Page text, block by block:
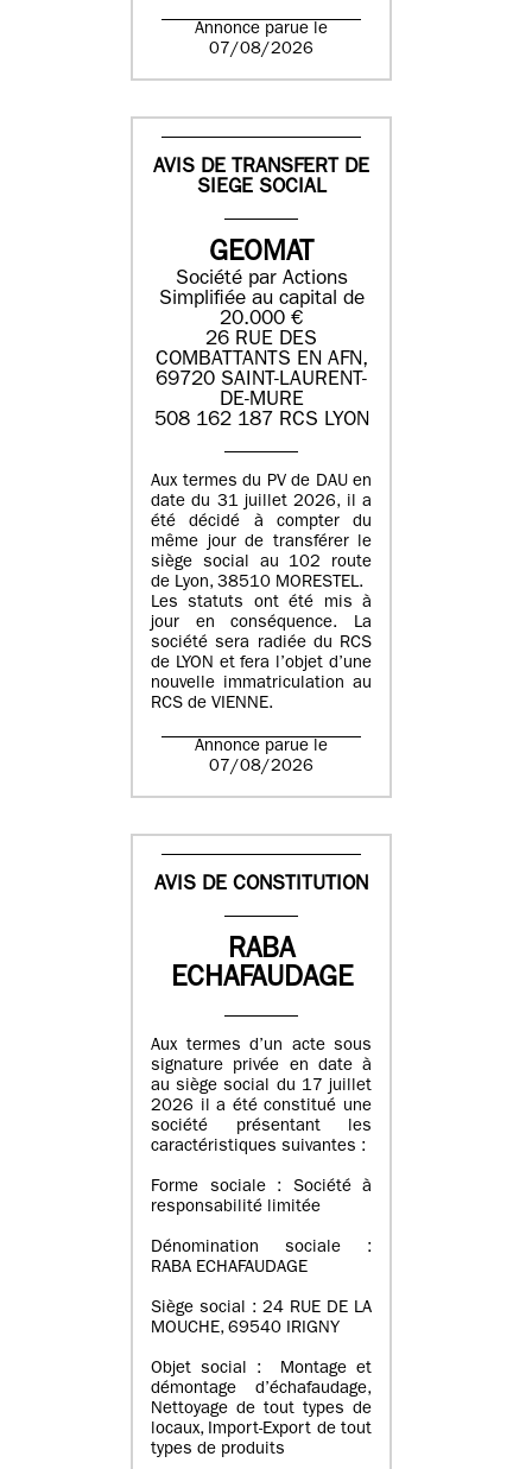
Annonce parue le
07/08/2026
AVIS DE TRANSFERT DE
SIEGE SOCIAL
GEOMAT
Société par Actions
Simplifiée au capital de
20.000 €
26 RUE DES
COMBATTANTS EN AFN,
69720 SAINT-LAURENT-
DE-MURE
508 162 187 RCS LYON
Aux termes du PV de DAU en
date du 31 juillet 2026, il a
été décidé à compter du
même jour de transférer le
siège social au 102 route
de Lyon, 38510 MORESTEL.
Les statuts ont été mis à
jour en conséquence. La
société sera radiée du RCS
de LYON et fera l’objet d’une
nouvelle immatriculation au
RCS de VIENNE.
Annonce parue le
07/08/2026
AVIS DE CONSTITUTION
RABA
ECHAFAUDAGE
Aux termes d’un acte sous
signature privée en date à
au siège social du 17 juillet
2026 il a été constitué une
société présentant les
caractéristiques suivantes :
Forme sociale : Société à
responsabilité limitée
Dénomination sociale :
RABA ECHAFAUDAGE
Siège social : 24 RUE DE LA
MOUCHE, 69540 IRIGNY
Objet social : Montage et
démontage d’échafaudage,
Nettoyage de tout types de
locaux, Import-Export de tout
types de produits